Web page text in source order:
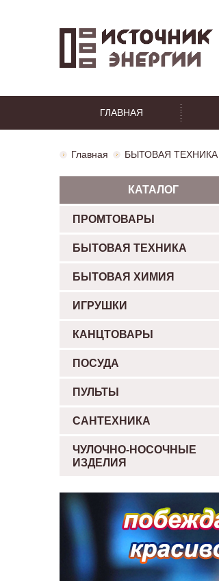
ГЛАВНАЯ
Главная БЫТОВАЯ ТЕХНИКА
КАТАЛОГ
ПРОМТОВАРЫ
БЫТОВАЯ ТЕХНИКА
БЫТОВАЯ ХИМИЯ
ИГРУШКИ
КАНЦТОВАРЫ
ПОСУДА
ПУЛЬТЫ
САНТЕХНИКА
ЧУЛОЧНО-НОСОЧНЫЕ
ИЗДЕЛИЯ